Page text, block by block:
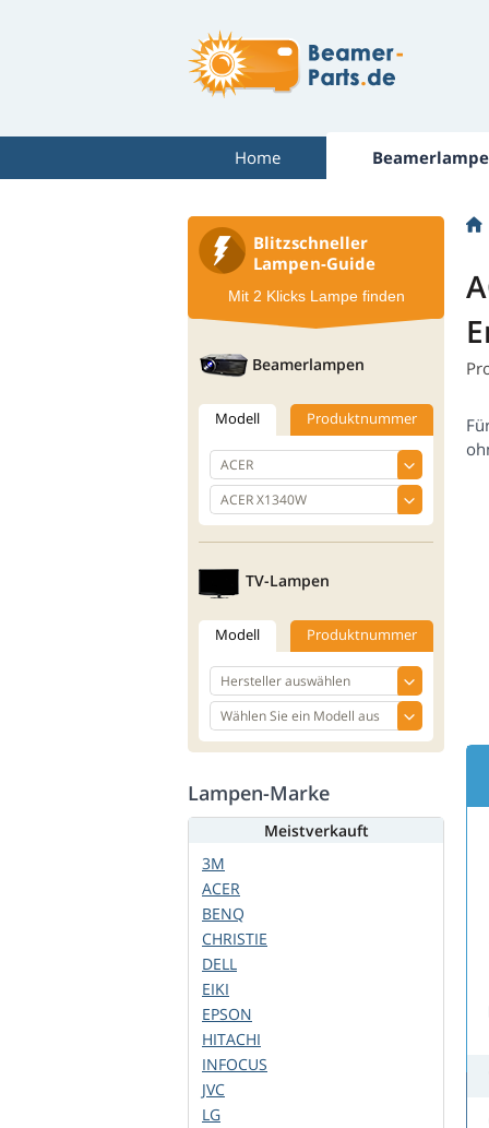
Home
Blitzschneller
Lampen-Guide
Mit 2 Klicks Lampe finden
Beamerlampen
Modell Produktnummer
TV-Lampen
Modell Produktnummer
Lampen-Marke
Meistverkauft
3M
ACER
BENQ
CHRISTIE
DELL
EIKI
EPSON
HITACHI
INFOCUS
JVC
LG